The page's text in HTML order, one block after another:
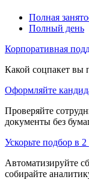
Полная
Полный день
Корпоративная
Какой соцпакет вы
Оформляйте
Проверяйте
документы без
Ускорьте подбор в
Автоматизируйте
собирайте